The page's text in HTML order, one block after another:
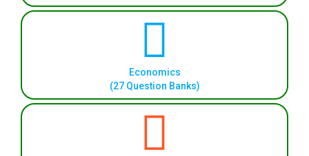
Economics
(27 Question Banks)